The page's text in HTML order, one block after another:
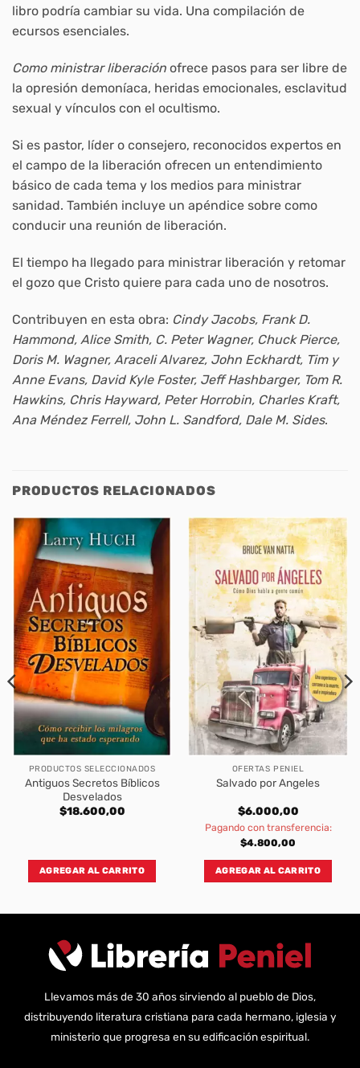
libro podría cambiar su vida. Una compilación de
ecursos esenciales.
Como ministrar liberación ofrece pasos para ser libre de
la opresión demoníaca, heridas emocionales, esclavitud
sexual y vínculos con el ocultismo.
Si es pastor, líder o consejero, reconocidos expertos en
el campo de la liberación ofrecen un entendimiento
básico de cada tema y los medios para ministrar
sanidad. También incluye un apéndice sobre como
conducir una reunión de liberación.
El tiempo ha llegado para ministrar liberación y retomar
el gozo que Cristo quiere para cada uno de nosotros.
Contribuyen en esta obra: Cindy Jacobs, Frank D.
Hammond, Alice Smith, C. Peter Wagner, Chuck Pierce,
Doris M. Wagner, Araceli Alvarez, John Eckhardt, Tim y
Anne Evans, David Kyle Foster, Jeff Hashbarger, Tom R.
Hawkins, Chris Hayward, Peter Horrobin, Charles Kraft,
Ana Méndez Ferrell, John L. Sandford, Dale M. Sides.
PRODUCTOS RELACIONADOS
PRODUCTOS SELECCIONADOS
Antiguos Secretos Bíblicos
Desvelados
$18.600,00
AGREGAR AL CARRITO
OFERTAS PENIEL
Salvado por Angeles
$6.000,00
Pagando con transferencia:
$4.800,00
AGREGAR AL CARRITO
Llevamos más de 30 años sirviendo al pueblo de Dios,
distribuyendo literatura cristiana para cada hermano, iglesia y
ministerio que progresa en su edificación espiritual.